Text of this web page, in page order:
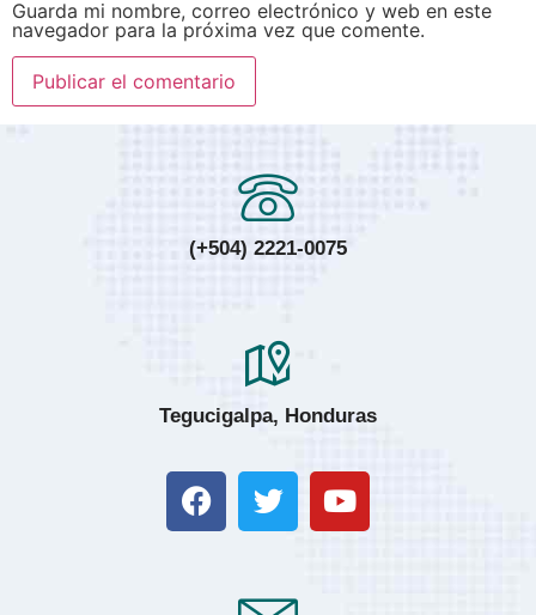
Guarda mi nombre, correo electrónico y web en este
navegador para la próxima vez que comente.
(+504) 2221-0075
Tegucigalpa, Honduras